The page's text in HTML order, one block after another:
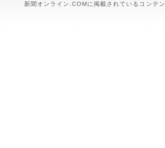
新聞オンライン.COMに掲載されているコンテ